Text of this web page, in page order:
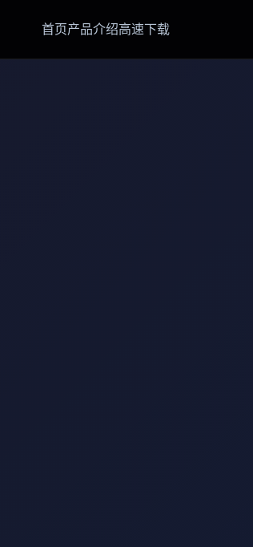
首页产品介绍高速下载